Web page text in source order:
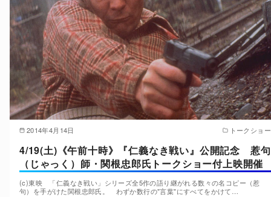
2014年4月14日 トークショー
4/19(土)《午前十時》『仁義なき戦い』公開記念 惹句
（じゃっく）師・関根忠郎氏トークショー付上映開催
(c)東映 「仁義なき戦い」シリーズ全5作の語り継がれる数々の名コピー（惹
句）を手がけた関根忠郎氏。 わずか数行の"言葉"にすべてをかけて…